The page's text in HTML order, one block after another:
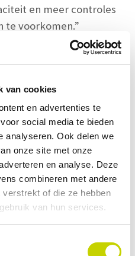
van cookies
en advertenties te
social media te bieden
analyseren. Ook delen we
onze site met onze
en analyse. Deze
combineren met andere
of die ze hebben
van hun services.
en meer controles
te voorkomen.”
orderpicken ruimschoots
mechanisatie- en